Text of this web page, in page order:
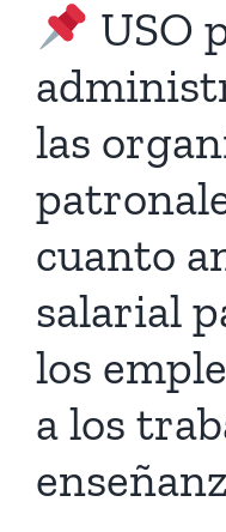
USO
las
cuanto
salarial
los
a los